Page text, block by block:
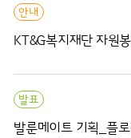
안내
KT&G복지재단 자원
발표
발룬메이트 기획_플로